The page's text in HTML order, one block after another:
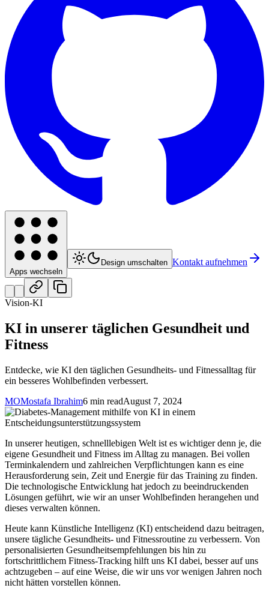
Apps wechseln
Design umschalten Kontakt aufnehmen
Vision-KI
KI in unserer täglichen Gesundheit und
Fitness
Entdecke, wie KI den täglichen Gesundheits- und Fitnessalltag für
ein besseres Wohlbefinden verbessert.
MOMostafa Ibrahim6 min readAugust 7, 2024
In unserer heutigen, schnelllebigen Welt ist es wichtiger denn je, die
eigene Gesundheit und Fitness im Alltag zu managen. Bei vollen
Terminkalendern und zahlreichen Verpflichtungen kann es eine
Herausforderung sein, Zeit und Energie für das Training zu finden.
Die technologische Entwicklung hat jedoch zu beeindruckenden
Lösungen geführt, wie wir an unser Wohlbefinden herangehen und
dieses verwalten können.
Heute kann Künstliche Intelligenz (KI) entscheidend dazu beitragen,
unsere tägliche Gesundheits- und Fitnessroutine zu verbessern. Von
personalisierten Gesundheitsempfehlungen bis hin zu
fortschrittlichem Fitness-Tracking hilft uns KI dabei, besser auf uns
achtzugeben – auf eine Weise, die wir uns vor wenigen Jahren noch
nicht hätten vorstellen können.